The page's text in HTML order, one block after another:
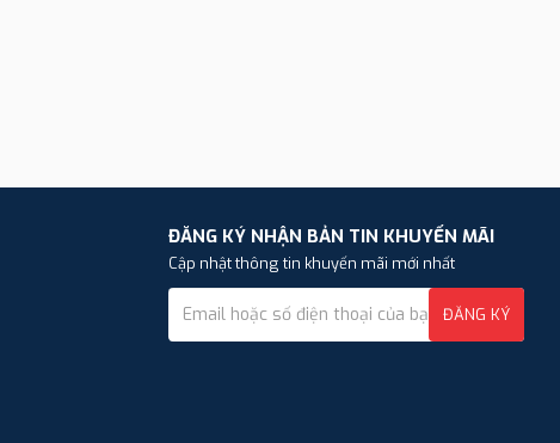
ĐĂNG KÝ NHẬN BẢN TIN KHUYẾN MÃI
Cập nhật thông tin khuyến mãi mới nhất
ĐĂNG KÝ